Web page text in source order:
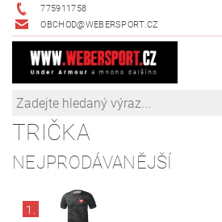
775911758
OBCHOD@WEBERSPORT.CZ
TRIČKA
NEJPRODÁVANĚJŠÍ
1.